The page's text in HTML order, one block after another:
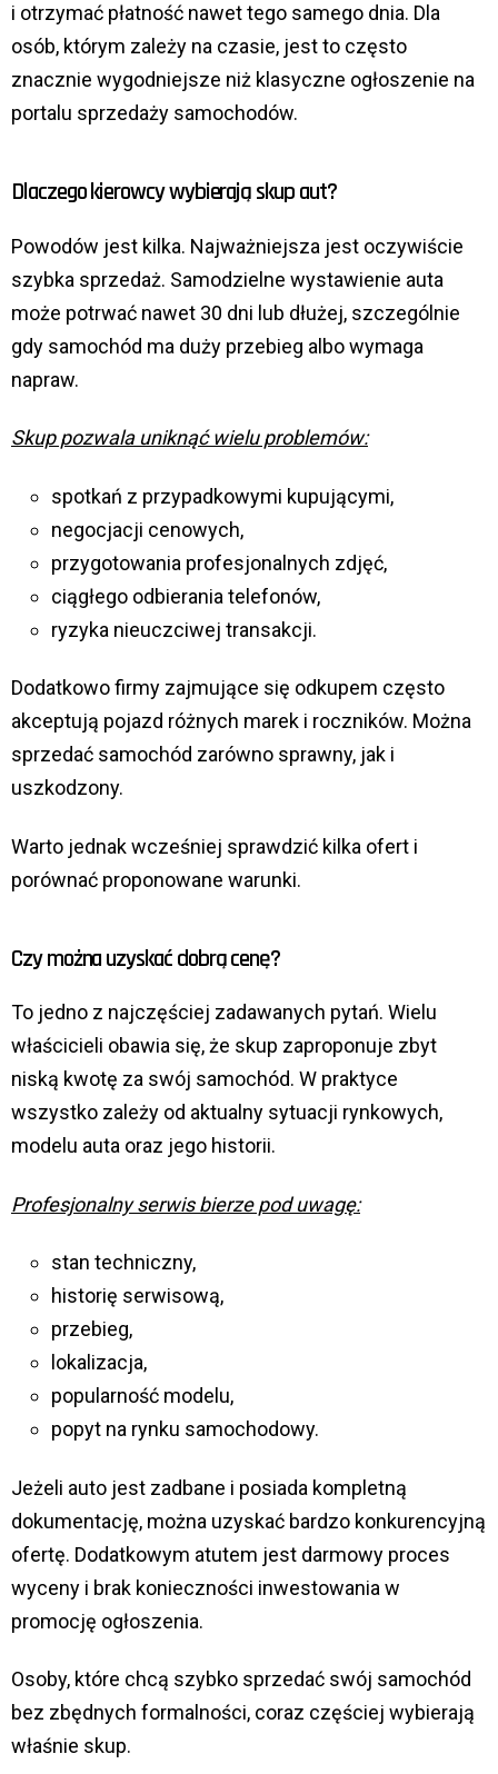
i otrzymać płatność nawet tego samego dnia. Dla
osób, którym zależy na czasie, jest to często
znacznie wygodniejsze niż klasyczne ogłoszenie na
portalu sprzedaży samochodów.
Dlaczego kierowcy wybierają skup aut?
Powodów jest kilka. Najważniejsza jest oczywiście
szybka sprzedaż. Samodzielne wystawienie auta
może potrwać nawet 30 dni lub dłużej, szczególnie
gdy samochód ma duży przebieg albo wymaga
napraw.
Skup pozwala uniknąć wielu problemów:
spotkań z przypadkowymi kupującymi,
negocjacji cenowych,
przygotowania profesjonalnych zdjęć,
ciągłego odbierania telefonów,
ryzyka nieuczciwej transakcji.
Dodatkowo firmy zajmujące się odkupem często
akceptują pojazd różnych marek i roczników. Można
sprzedać samochód zarówno sprawny, jak i
uszkodzony.
Warto jednak wcześniej sprawdzić kilka ofert i
porównać proponowane warunki.
Czy można uzyskać dobrą cenę?
To jedno z najczęściej zadawanych pytań. Wielu
właścicieli obawia się, że skup zaproponuje zbyt
niską kwotę za swój samochód. W praktyce
wszystko zależy od aktualny sytuacji rynkowych,
modelu auta oraz jego historii.
Profesjonalny serwis bierze pod uwagę:
stan techniczny,
historię serwisową,
przebieg,
lokalizacja,
popularność modelu,
popyt na rynku samochodowy.
Jeżeli auto jest zadbane i posiada kompletną
dokumentację, można uzyskać bardzo konkurencyjną
ofertę. Dodatkowym atutem jest darmowy proces
wyceny i brak konieczności inwestowania w
promocję ogłoszenia.
Osoby, które chcą szybko sprzedać swój samochód
bez zbędnych formalności, coraz częściej wybierają
właśnie skup.